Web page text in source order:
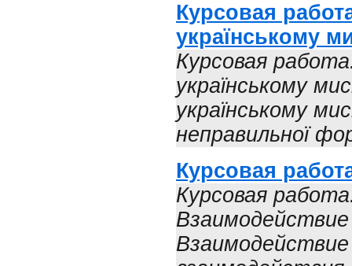
Курсовая
українському
Курсовая
українському
українському
неправильної
Курсовая
Курсовая